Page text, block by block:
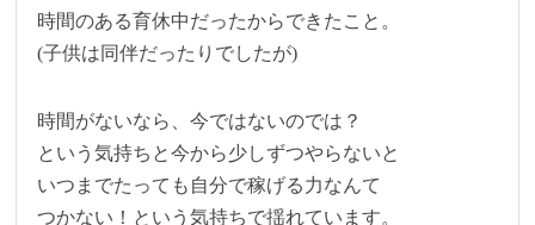
時間のある育休中だったからできたこと。
(子供は同伴だったりでしたが)
時間がないなら、今ではないのでは？
という気持ちと今から少しずつやらないと
いつまでたっても自分で稼げる力なんて
つかない！という気持ちで揺れています。